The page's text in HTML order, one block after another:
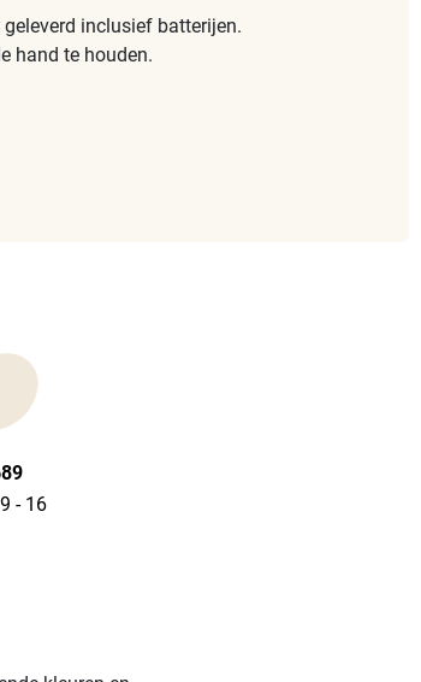
inclusief batterijen.
hand te houden.
- 16